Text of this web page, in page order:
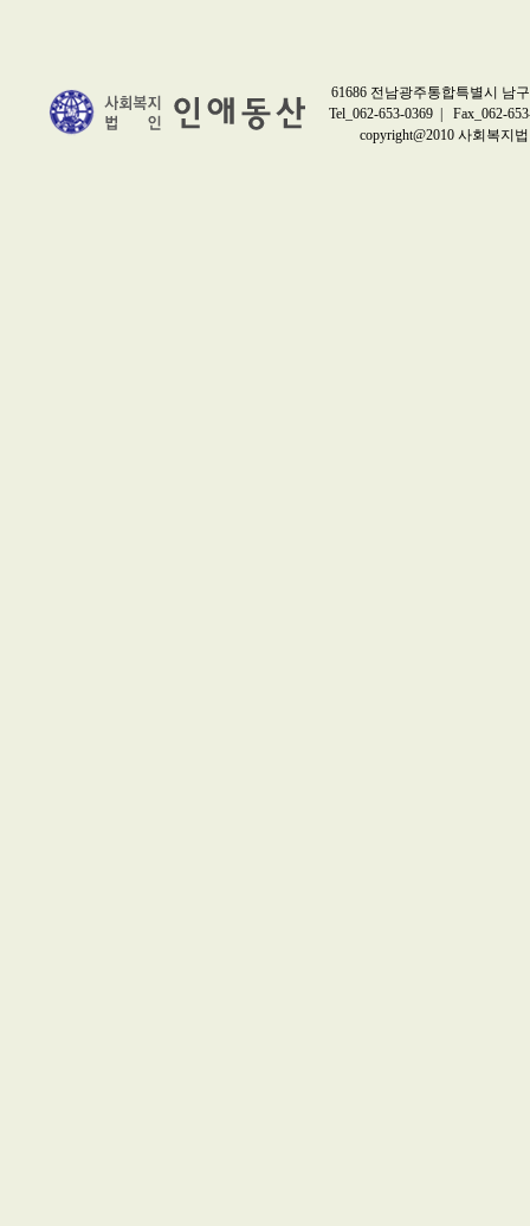
61686 전남광주통합특별시 남
Tel_062-653-0369 | Fax_062-
copyright@2010 사회복지